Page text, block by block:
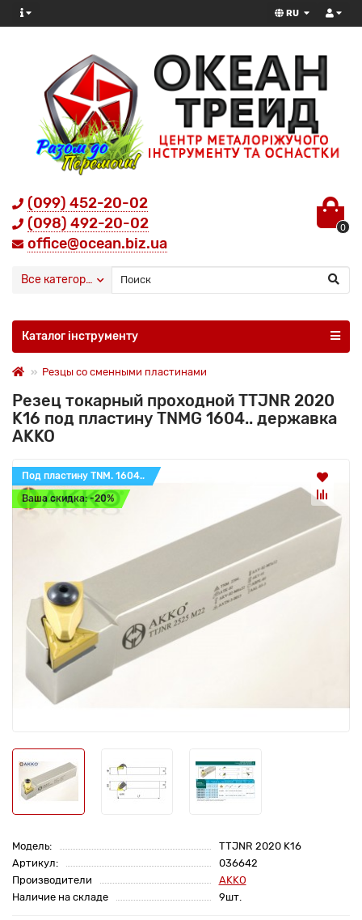
RU
(099) 452-20-02
(098) 492-20-02
office@ocean.biz.ua
0
Все категории
Каталог інструменту
Резцы со сменными пластинами
Резец токарный проходной TTJNR 2020
K16 под пластину TNMG 1604.. державка
AKKO
Под пластину TNM. 1604..
Ваша скидка: -20%
Модель:
TTJNR 2020 K16
Артикул:
036642
Производители
AKKO
Наличие на складе
9шт.